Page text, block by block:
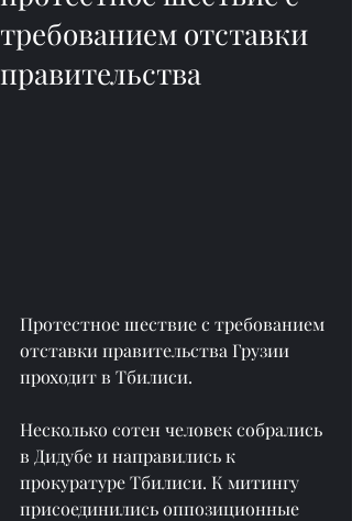
требованием отставки
правительства
Протестное шествие с требованием
отставки правительства Грузии
проходит в Тбилиси.
Несколько сотен человек собрались
в Дидубе и направились к
прокуратуре Тбилиси. К митингу
присоединились оппозиционные